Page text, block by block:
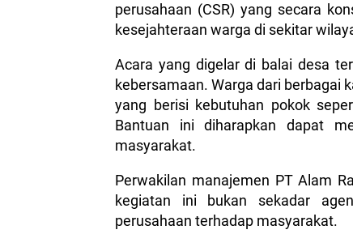
perusahaan (CSR) yang secara
kesejahteraan warga di sekitar
Acara yang digelar di balai desa
kebersamaan. Warga dari berbagai
yang berisi kebutuhan pokok
Bantuan ini diharapkan dapat
masyarakat.
Perwakilan manajemen PT Alam
kegiatan ini bukan sekadar
perusahaan terhadap masyarakat.